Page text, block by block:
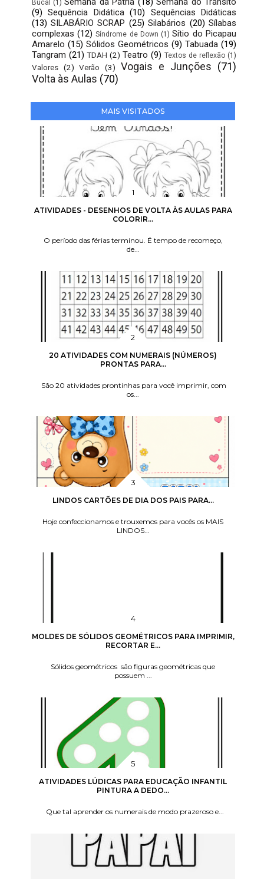
Bucal
(1)
(9) Sequência Didática (10)
Sequências Didáticas
(13) SILABÁRIO SCRAP (25) Silabários (20) Sílabas
complexas (12) Síndrome de Down (1) Sítio do Picapau
Amarelo (15) Sólidos Geométricos (9) Tabuada (19)
Tangram (21) TDAH (2) Teatro (9) Textos de reflexão (1)
Valores (2) Verão (3) Vogais e Junções (71)
Volta às Aulas (70)
MAIS VISITADOS
ATIVIDADES - DESENHOS DE VOLTA ÀS AULAS PARA
COLORIR...
O período das férias terminou. É tempo de recomeço,
de...
20 ATIVIDADES COM NUMERAIS (NÚMEROS)
PRONTAS PARA...
São 20 atividades prontinhas para você imprimir, com
os...
LINDOS CARTÕES DE DIA DOS PAIS PARA...
Hoje confeccionamos e trouxemos para vocês os MAIS
LINDOS...
MOLDES DE SÓLIDOS GEOMÉTRICOS PARA IMPRIMIR,
RECORTAR E...
Sólidos geométricos são figuras geométricas que
possuem ...
ATIVIDADES LÚDICAS PARA EDUCAÇÃO INFANTIL
PINTURA A DEDO...
Que tal aprender os numerais de modo prazeroso e...